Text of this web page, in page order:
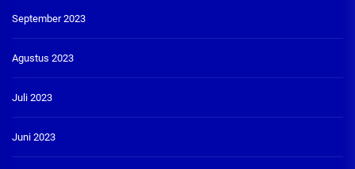
September 2023
Agustus 2023
Juli 2023
Juni 2023